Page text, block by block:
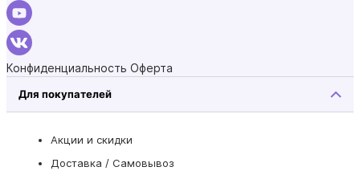
Конфиденциальность Оферта
Для покупателей
Акции и скидки
Доставка / Самовывоз